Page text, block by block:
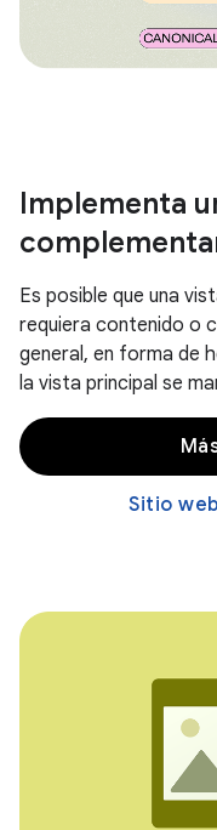
Implementa
Es posible que una
requiera contenido o
general, en forma de
la vista principal se
Sitio